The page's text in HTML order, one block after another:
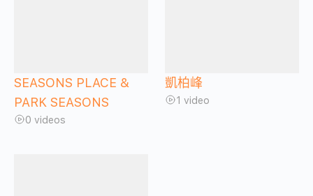
SEASONS PLACE &
PARK SEASONS
0 videos
凱柏峰
1 video